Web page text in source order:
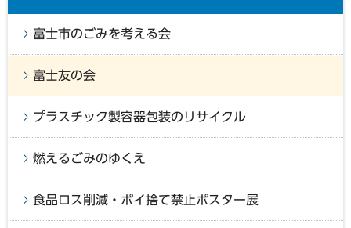
富士市のごみを考える会
富士友の会
プラスチック製容器包装のリサイクル
燃えるごみのゆくえ
食品ロス削減・ポイ捨て禁止ポスター展